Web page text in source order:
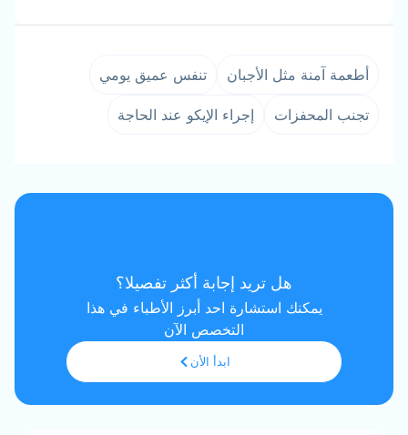
أطعمة آمنة مثل الأجبان تنفس عميق يومي
تجنب المحفزات إجراء الإيكو عند الحاجة
هل تريد إجابة أكثر تفصيلا؟
يمكنك استشارة احد أبرز الأطباء في هذا
التخصص الآن
ابدأ الأن